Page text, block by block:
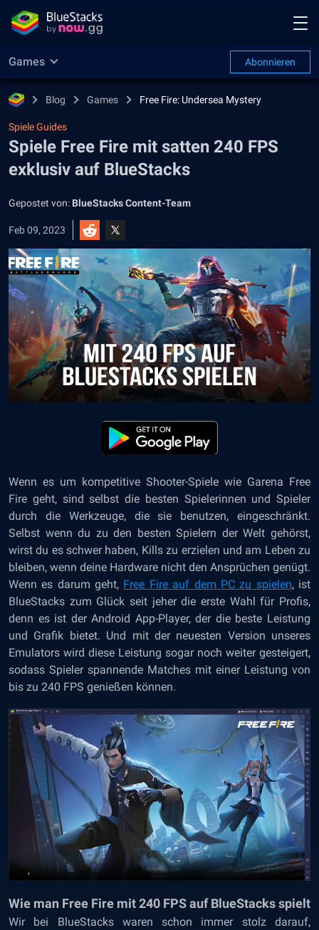
Games Abonnieren
Blog Games Free Fire: Undersea Mystery
Spiele Guides
Spiele Free Fire mit satten 240 FPS
exklusiv auf BlueStacks
Gepostet von: BlueStacks Content-Team
Feb 09, 2023
Wenn es um kompetitive Shooter-Spiele wie Garena Free
Fire geht, sind selbst die besten Spielerinnen und Spieler
durch die Werkzeuge, die sie benutzen, eingeschränkt.
Selbst wenn du zu den besten Spielern der Welt gehörst,
wirst du es schwer haben, Kills zu erzielen und am Leben zu
bleiben, wenn deine Hardware nicht den Ansprüchen genügt.
Wenn es darum geht, Free Fire auf dem PC zu spielen, ist
BlueStacks zum Glück seit jeher die erste Wahl für Profis,
denn es ist der Android App-Player, der die beste Leistung
und Grafik bietet. Und mit der neuesten Version unseres
Emulators wird diese Leistung sogar noch weiter gesteigert,
sodass Spieler spannende Matches mit einer Leistung von
bis zu 240 FPS genießen können.
Wie man Free Fire mit 240 FPS auf BlueStacks spielt
Wir bei BlueStacks waren schon immer stolz darauf,